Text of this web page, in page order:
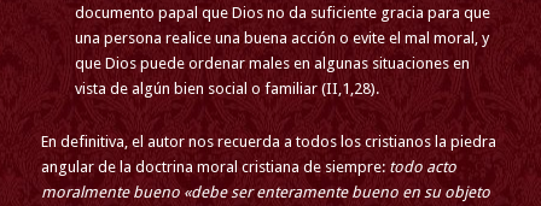
documento papal que Dios no da suficiente gracia para que
una persona realice una buena acción o evite el mal moral, y
que Dios puede ordenar males en algunas situaciones en
vista de algún bien social o familiar (II,1,28).
En definitiva, el autor nos recuerda a todos los cristianos la piedra
angular de la doctrina moral cristiana de siempre: todo acto
moralmente bueno «debe ser enteramente bueno en su objeto